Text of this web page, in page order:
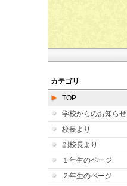
カテゴリ
TOP
学校からのお知らせ
校長より
副校長より
１年生のページ
２年生のページ